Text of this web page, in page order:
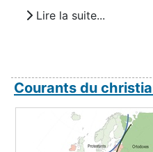
Lire la suite...
Courants du